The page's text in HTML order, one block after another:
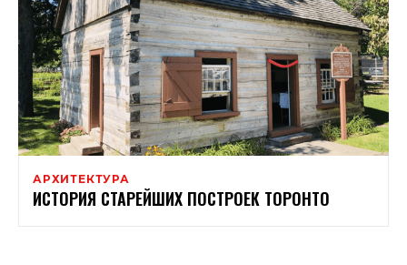
АРХИТЕКТУРА
ИСТОРИЯ СТАРЕЙШИХ ПОСТРОЕК ТОРОНТО